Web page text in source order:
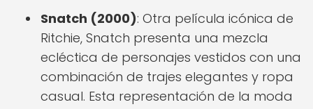
Snatch (2000): Otra película icónica de
Ritchie, Snatch presenta una mezcla
ecléctica de personajes vestidos con una
combinación de trajes elegantes y ropa
casual. Esta representación de la moda